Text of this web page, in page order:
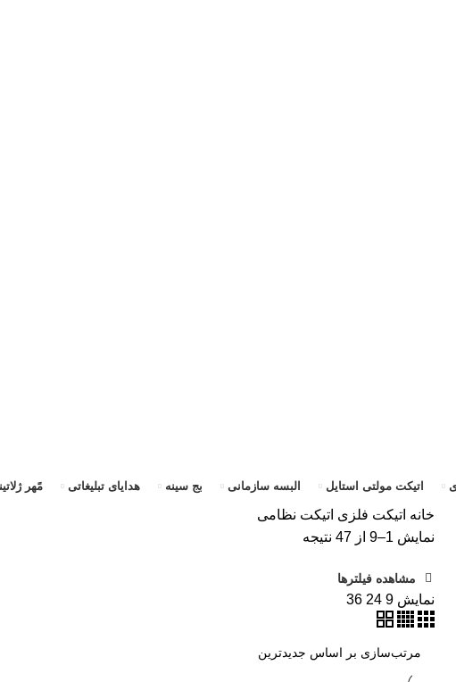
اتیکت مولتی استایل البسه سازمانی بج سینه هدایای تبلیغاتی مًهر
خانه اتیکت فلزی اتیکت نظامی
نمایش 1–9 از 47 نتیجه
مشاهده فیلترها
نمایش9
24
36